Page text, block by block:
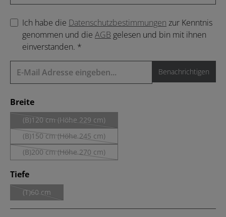
Ich habe die Datenschutzbestimmungen zur Kenntnis
genommen und die AGB gelesen und bin mit ihnen
einverstanden. *
Benachrichtigen
Breiteauswählen
(B)120 cm (Höhe 229 cm)
(Diese Option ist zurzeit nicht verfügbar.)
(B)150 cm (Höhe 245 cm)
(Diese Option ist zurzeit nicht verfügbar.)
(B)200 cm (Höhe 270 cm)
(Diese Option ist zurzeit nicht verfügbar.)
Tiefeauswählen
(T)60 cm
(Diese Option ist zurzeit nicht verfügbar.)